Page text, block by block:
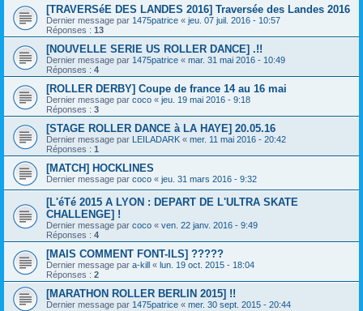
[TRAVERSéE DES LANDES 2016] Traversée des Landes 2016
Dernier message par 1475patrice « jeu. 07 juil. 2016 - 10:57
Réponses : 13
[NOUVELLE SERIE US ROLLER DANCE] .!!
Dernier message par 1475patrice « mar. 31 mai 2016 - 10:49
Réponses : 4
[ROLLER DERBY] Coupe de france 14 au 16 mai
Dernier message par coco « jeu. 19 mai 2016 - 9:18
Réponses : 3
[STAGE ROLLER DANCE à LA HAYE] 20.05.16
Dernier message par LEILADARK « mer. 11 mai 2016 - 20:42
Réponses : 1
[MATCH] HOCKLINES
Dernier message par coco « jeu. 31 mars 2016 - 9:32
[L'éTé 2015 A LYON : DEPART DE L'ULTRA SKATE
CHALLENGE] !
Dernier message par coco « ven. 22 janv. 2016 - 9:49
Réponses : 4
[MAIS COMMENT FONT-ILS] ?????
Dernier message par a-kill « lun. 19 oct. 2015 - 18:04
Réponses : 2
[MARATHON ROLLER BERLIN 2015] !!
Dernier message par 1475patrice « mer. 30 sept. 2015 - 20:44